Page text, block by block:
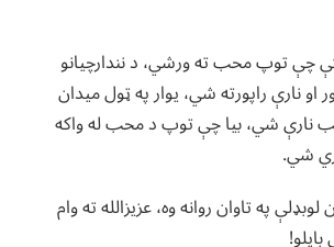
چې توپ محب ته ورشي، د نندارچیانو
او نارې راپورته شي، یوار په ټول میدان
شي، بیا چې توپ د محب له واکه
شي.
په تاوان روانه وه، عزیزالله ته وام